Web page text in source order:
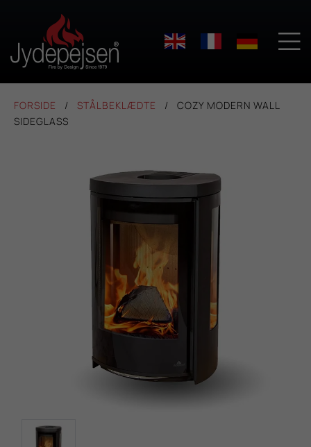

FORSIDE STÅLBEKLÆDTE
COZY MODERN WALL
SIDEGLASS